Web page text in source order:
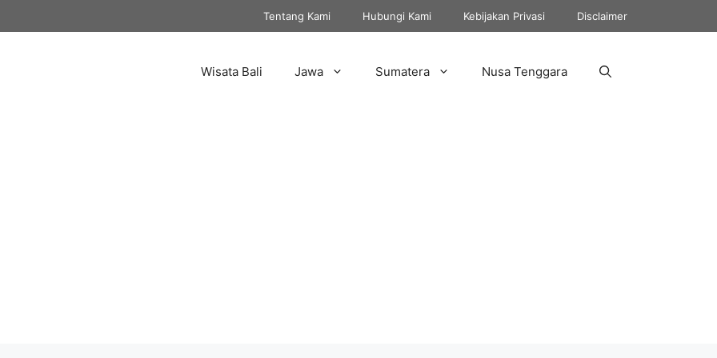
Tentang Kami Hubungi Kami Kebijakan Privasi Disclaimer
Wisata Bali Jawa Sumatera Nusa Tenggara